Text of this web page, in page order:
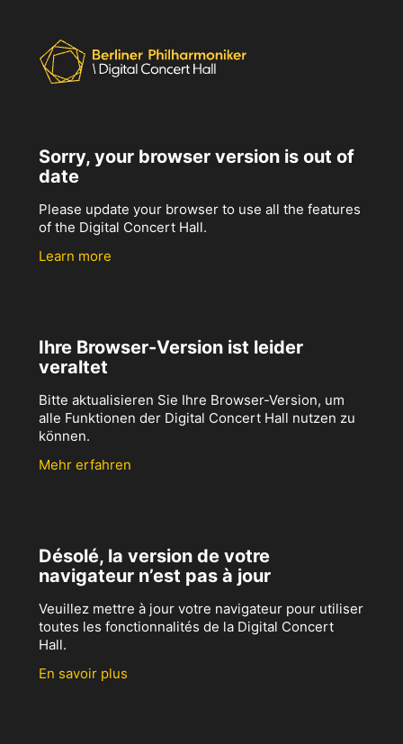
Sorry, your browser version is out of
date
Please update your browser to use all the features
of the Digital Concert Hall.
Learn more
Ihre Browser-Version ist leider
veraltet
Bitte aktualisieren Sie Ihre Browser-Version, um
alle Funktionen der Digital Concert Hall nutzen zu
können.
Mehr erfahren
Désolé, la version de votre
navigateur n’est pas à jour
Veuillez mettre à jour votre navigateur pour utiliser
toutes les fonctionnalités de la Digital Concert
Hall.
En savoir plus